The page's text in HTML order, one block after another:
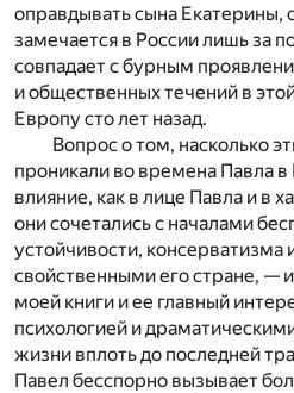
оправдывать сына Екатерины,
замечается в России лишь за
совпадает с бурным
и общественных течений в
Европу сто лет назад.
Вопрос о том, насколько
проникали во времена Павла
влияние, как в лице Павла и в
они сочетались с началами
устойчивости, консерватизма
свойственными его стране, —
моей книги и ее главный
психологией и
жизни вплоть до последней
Павел бесспорно вызывает